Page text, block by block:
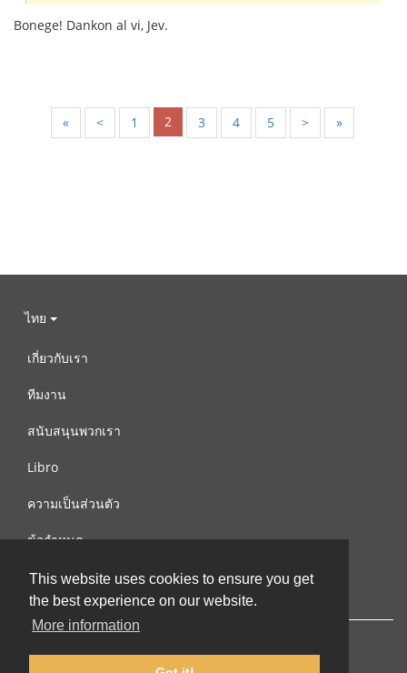
This website uses cookies to ensure you get
the best experience on our website.
More information
Bonege! Dankon al vi, Jev.
« < 1 2 3 4 5 > »
ไทย
เกี่ยวกับเรา
ทีมงาน
สนับสนุนพวกเรา
Libro
ความเป็นส่วนตัว
ข้อกำหนด
ติดต่อเรา